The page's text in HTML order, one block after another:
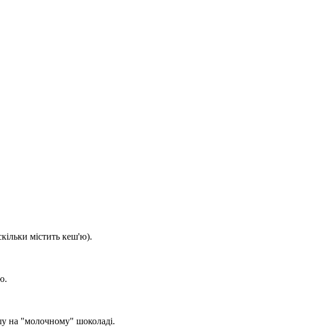
містить кеш'ю).
на "молочному" шоколаді.